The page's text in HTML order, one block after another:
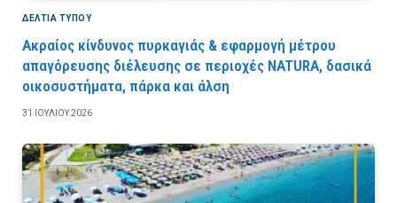
ΔΕΛΤΙΑ ΤΥΠΟΥ
Ακραίος κίνδυνος πυρκαγιάς & εφαρμογή μέτρου
απαγόρευσης διέλευσης σε περιοχές NATURA, δασικά
οικοσυστήματα, πάρκα και άλση
31 ΙΟΥΛΊΟΥ 2026